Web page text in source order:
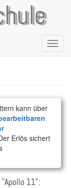
kann über
Erlös sichert
11":